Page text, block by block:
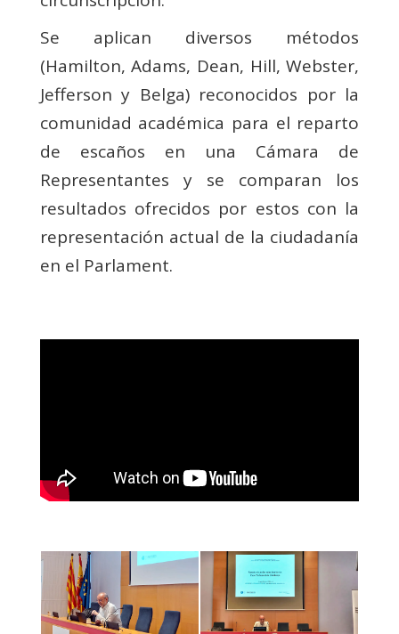
Se aplican diversos métodos
(Hamilton, Adams, Dean, Hill, Webster,
Jefferson y Belga) reconocidos por la
comunidad académica para el reparto
de escaños en una Cámara de
Representantes y se comparan los
resultados ofrecidos por estos con la
representación actual de la ciudadanía
en el Parlament.